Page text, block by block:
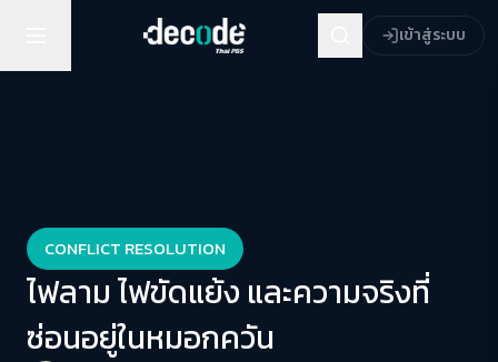
เข้าสู่ระบบ
CONFLICT RESOLUTION
ไฟลาม ไฟขัดแย้ง และความจริงที่
ซ่อนอยู่ในหมอกควัน